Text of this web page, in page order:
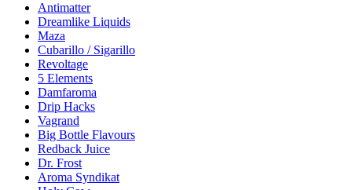
Antimatter
Dreamlike Liquids
Maza
Cubarillo / Sigarillo
Revoltage
5 Elements
Damfaroma
Drip Hacks
Vagrand
Big Bottle Flavours
Redback Juice
Dr. Frost
Aroma Syndikat